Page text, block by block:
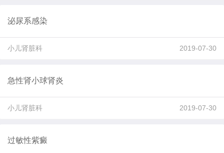
泌尿系感染
小儿肾脏科 2019-07-30
急性肾小球肾炎
小儿肾脏科 2019-07-30
过敏性紫癜